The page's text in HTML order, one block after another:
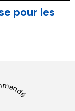
pour les